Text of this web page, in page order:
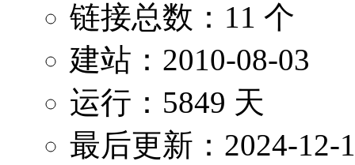
链接总数：11 个
建站：2010-08-03
运行：5849 天
最后更新：2024-12-